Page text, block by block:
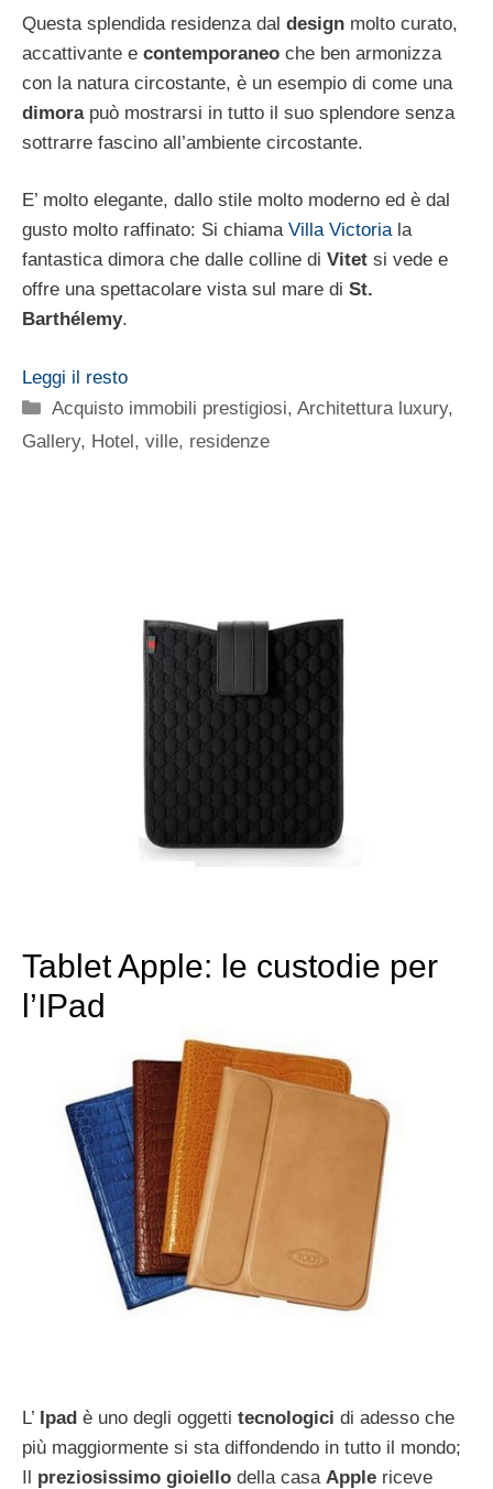
Questa splendida residenza dal design molto curato,
accattivante e contemporaneo che ben armonizza
con la natura circostante, è un esempio di come una
dimorapuò mostrarsi in tutto il suo splendore senza
sottrarre fascino all’ambiente circostante.
E’ molto elegante, dallo stile molto moderno ed è dal
gusto molto raffinato: Si chiama Villa Victoriala
fantastica dimora che dalle colline di Vitet si vede e
offre una spettacolare vista sul mare di St.
Barthélemy.
Leggi il resto
Categorie
Acquisto immobili prestigiosi,Architettura luxury,
Gallery, Hotel, ville, residenze
Tablet Apple: le custodie per
l’IPad
L’ Ipad è uno degli oggetti tecnologici di adesso che
più maggiormente si sta diffondendo in tutto il mondo;
Il preziosissimo gioiello della casa Apple riceve